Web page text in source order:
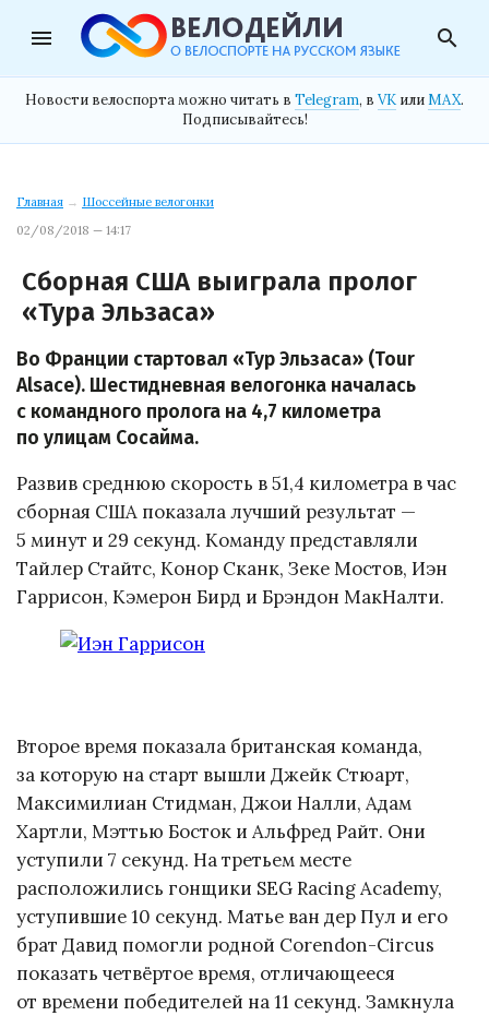
menu search
Новости велоспорта можно читать в Telegram, в VK илиMAX.
Подписывайтесь!
Главная → Шоссейные велогонки
02/08/2018 — 14:17
Сборная США выиграла пролог
«Тура Эльзаса»
Во Франции стартовал «Тур Эльзаса» (Tour
Alsace). Шестидневная велогонка началась
с командного пролога на 4,7 километра
по улицам Сосайма.
Развив среднюю скорость в 51,4 километра в час
сборная США показала лучший результат —
5 минут и 29 секунд. Команду представляли
Тайлер Стайтс, Конор Сканк, Зеке Мостов, Иэн
Гаррисон, Кэмерон Бирд и Брэндон МакНалти.
Второе время показала британская команда,
за которую на старт вышли Джейк Стюарт,
Максимилиан Стидман, Джои Налли, Адам
Хартли, Мэттью Босток и Альфред Райт. Они
уступили 7 секунд. На третьем месте
расположились гонщики SEG Racing Academy,
уступившие 10 секунд. Матье ван дер Пул и его
брат Давид помогли родной Corendon-Circus
показать четвёртое время, отличающееся
от времени победителей на 11 секунд. Замкнула